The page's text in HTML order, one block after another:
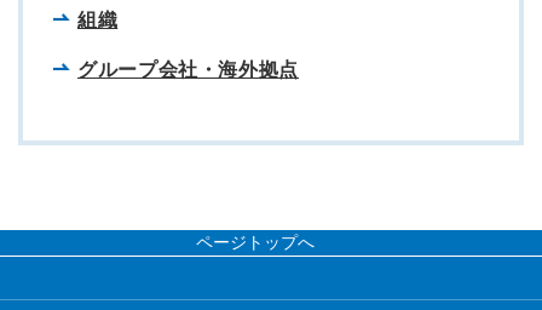
組織
グループ会社・海外拠点
ページトップへ